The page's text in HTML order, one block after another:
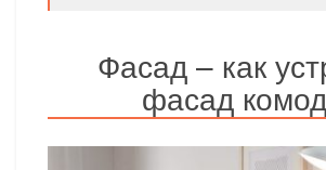
Фасад – как
фасад